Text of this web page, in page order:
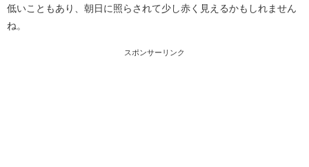
低いこともあり、朝日に照らされて少し赤く見えるかもしれません
ね。
スポンサーリンク